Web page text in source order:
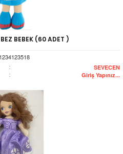
BEBEK (60 ADET )
: SEVECEN
: Giriş Yapınız...